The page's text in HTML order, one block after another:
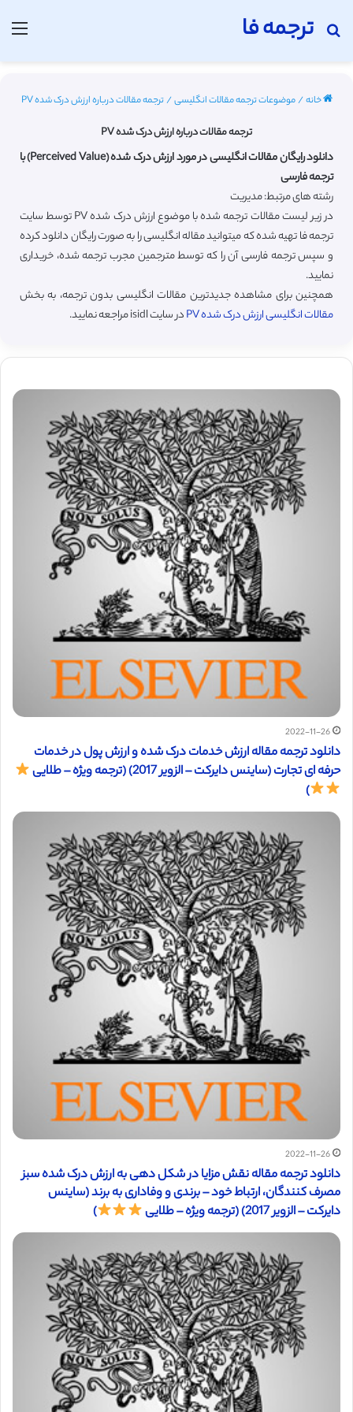
ترجمه فا
جستجو برای
خانه/موضوعات ترجمه مقالات انگلیسی/ترجمه مقالات درباره ارزش درک شده PV
ترجمه مقالات درباره ارزش درک شده PV
دانلود رایگان مقالات انگلیسی در مورد ارزش درک شده (Perceived Value) با
ترجمه فارسی
رشته های مرتبط: مدیریت
در زیر لیست مقالات ترجمه شده با موضوع ارزش درک شده PV توسط سایت
ترجمه فا تهیه شده که میتوانید مقاله انگلیسی را به صورت رایگان دانلود کرده
و سپس ترجمه فارسی آن را که توسط مترجمین مجرب ترجمه شده، خریداری
نمایید.
همچنین برای مشاهده جدیدترین مقالات انگلیسی بدون ترجمه، به بخش
مقالات انگلیسی ارزش درک شده PV
در سایت isidl مراجعه نمایید.
2022-11-26
دانلود ترجمه مقاله ارزش خدمات درک شده و ارزش پول در خدمات
حرفه ای تجارت (ساینس دایرکت – الزویر 2017) (ترجمه ویژه – طلایی
)
2022-11-26
دانلود ترجمه مقاله نقش مزایا در شکل دهی به ارزش درک شده سبز
مصرف کنندگان، ارتباط خود – برندی و وفاداری به برند (ساینس
دایرکت – الزویر 2017) (ترجمه ویژه – طلایی
)